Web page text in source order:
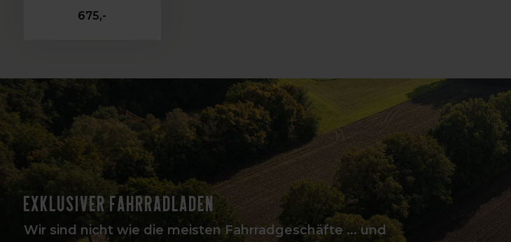
675,-
Exklusiver Fahrradladen
Wir sind nicht wie die meisten Fahrradgeschäfte ... und